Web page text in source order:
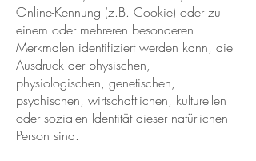
Online-Kennung (z.B. Cookie) oder zu
einem oder mehreren besonderen
Merkmalen identifiziert werden kann, die
Ausdruck der physischen,
physiologischen, genetischen,
psychischen, wirtschaftlichen, kulturellen
oder sozialen Identität dieser natürlichen
Person sind.